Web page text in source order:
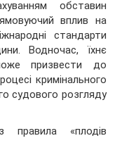
обставин
вплив на
стандарти
Водночас, їхнє
призвести до
кримінального
судового розгляду
правила «плодів